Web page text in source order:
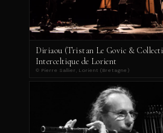
Diriaou (Tristan Le Govic &
Interceltique de Lorient
© Pierre Sallier, Lorient (Bretagne)